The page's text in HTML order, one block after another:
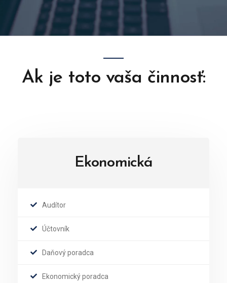
Ak je toto vaša činnosť:
Ekonomická
Audítor
Účtovník
Daňový poradca
Ekonomický poradca